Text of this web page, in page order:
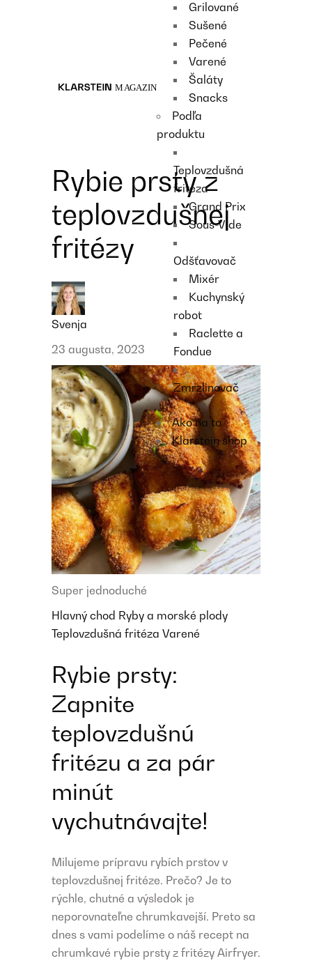
Grilované
Sušené
Pečené
Varené
Šaláty
Snacks
Podľa
produktu
Teplovzdušná
fritéza
Grand Prix
Sous-Vide
Odšťavovač
Mixér
Kuchynský
robot
Raclette a
Fondue
Zmrzlinovač
Ako na to
Klarstein shop
Rybie prsty z
teplovzdušnej
fritézy
Svenja
23 augusta, 2023
Super jednoduché
Hlavný chod Ryby a morské plody
Teplovzdušná fritéza Varené
Rybie prsty:
Zapnite
teplovzdušnú
fritézu a za pár
minút
vychutnávajte!
Milujeme prípravu rybích prstov v
teplovzdušnej fritéze. Prečo? Je to
rýchle, chutné a výsledok je
neporovnateľne chrumkavejší. Preto sa
dnes s vami podelíme o náš recept na
chrumkavé rybie prsty z fritézy Airfryer.